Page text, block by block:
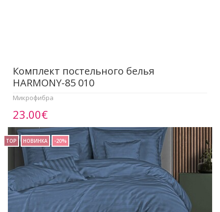
Комплект постельного белья
HARMONY-85 010
Микрофибра
23.00€
TOP НОВИНКА -20%